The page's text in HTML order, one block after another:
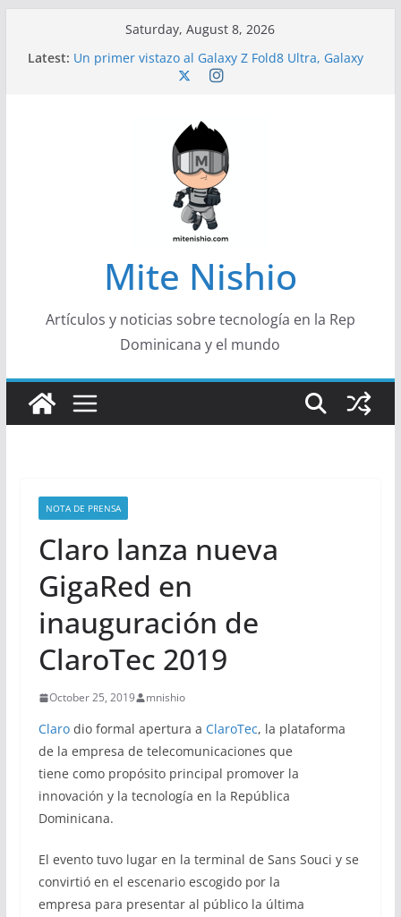
Saturday, August 8, 2026
Latest: Un primer vistazo al Galaxy Z Fold8 Ultra, Galaxy
Z Fold8 y Galaxy Z Flip8
Conferencistas analizarán los desafíos que
redefinen el futuro de las finanzas y la economía
Segunda edición de Marketing Unplugged
impulsa el marketing con propósito
Alerta sobre nueva campaña de ciberataques
que afecta a organizaciones de América Latina
Mite Nishio
Artículos y noticias sobre tecnología en la Rep
Dominicana y el mundo
NOTA DE PRENSA
Claro lanza nueva
GigaRed en
inauguración de
ClaroTec 2019
October 25, 2019 mnishio
Clarodio formal apertura a ClaroTec, la plataforma
de la empresa de telecomunicaciones que
tiene como propósito principal promover la
innovación y la tecnología en la República
Dominicana.
El evento tuvo lugar en la terminal de Sans Souci y se
convirtió en el escenario escogido por la
empresa para presentar al público la última